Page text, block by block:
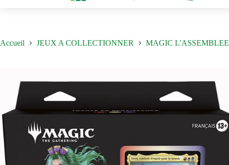
Accueil JEUX A COLLECTIONNER MAGIC L'ASSEMBLEE